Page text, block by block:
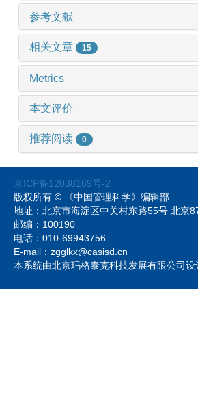
参考文献
相关文章 15
Metrics
本文评价
推荐阅读 0
京ICP备12038169号-2
版权所有 © 《中国管理科学》编辑部
地址：北京市海淀区中关村东路55号 北
邮编：100190
电话：010-69943756
E-mail：zgglkx@casisd.cn
本系统由北京玛格泰克科技发展有限公司设